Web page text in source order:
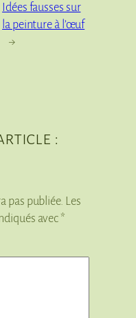
Idées fausses sur
la peinture à l’œuf
→
:
pas publiée. Les
avec *